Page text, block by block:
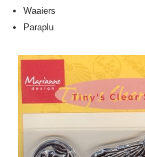
Waaiers
Paraplu